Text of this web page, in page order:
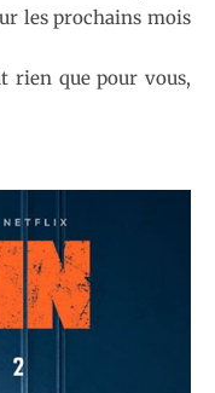
les prochains mois
rien que pour vous,